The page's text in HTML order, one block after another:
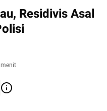
Residivis Asal